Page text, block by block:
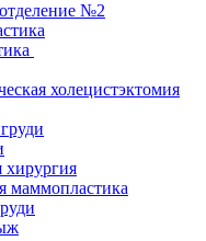
№2
холецистэктомия
хирургия
маммопластика